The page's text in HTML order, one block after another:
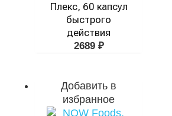
Плекс, 60 капсул
быстрого
действия
2689 ₽
Добавить в
избранное